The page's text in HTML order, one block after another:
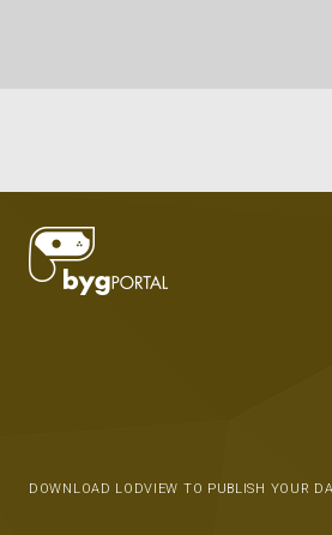
DOWNLOAD LODVIEW TO PUBLISH YOUR